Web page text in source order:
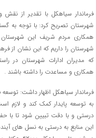
فرماندار سیاهکل با تقدیر از
شهرستان تصریح کرد: با توجه به
همکاری مردم شریف این
شهرستان را داریم که این نشان از
که مدیران ادارات شهرستان در
همکاری و مساعدت را داشته باشند .
فرماندار سیاهکل اظهار داشت:
به توسعه پایدار کمک کند و لازم
درستی و با دقت تبیین شود تا با
این منابع به درستی به نسل های